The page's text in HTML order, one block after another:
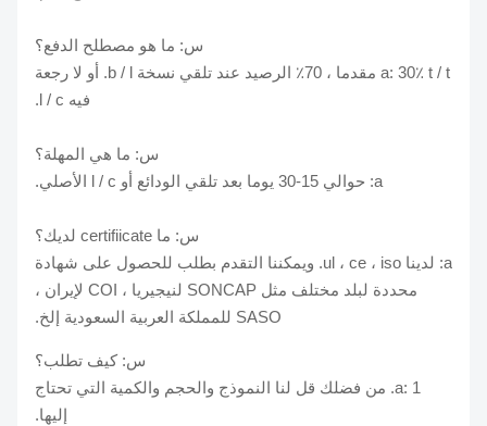
س: ما هو مصطلح الدفع؟
a: 30٪ t / t مقدما ، 70٪ الرصيد عند تلقي نسخة b / l. أو لا رجعة
س: ما هي المهلة؟
س: ما certifiicate لديك؟
a: لدينا ul ، ce ، iso. ويمكننا التقدم بطلب للحصول على شهادة
محددة لبلد مختلف مثل SONCAP لنيجيريا ، COI لإيران ،
SASO للمملكة العربية السعودية إلخ.
س: كيف تطلب؟
a: 1. من فضلك قل لنا النموذج والحجم والكمية التي تحتاج